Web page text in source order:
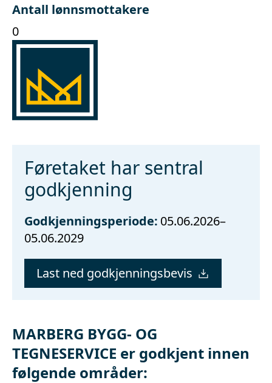
Antall lønnsmottakere
0
Føretaket har sentral
godkjenning
Godkjenningsperiode: 05.06.2026–
05.06.2029
Last ned godkjenningsbevis
MARBERG BYGG- OG
TEGNESERVICE er godkjent innen
følgende områder: